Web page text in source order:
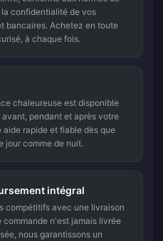
confidentialité de vos
bancaires. Achetez en toute
à chaque fois.
chaleureuse est disponible
pendant et après votre
rapide et fiable dès que
jour comme de nuit.
intégral
compétitifs avec une livraison
commande n'est jamais livrée
nous garantissons un